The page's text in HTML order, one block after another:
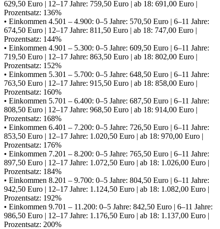
629,50 Euro | 12–17 Jahre: 759,50 Euro | ab 18: 691,00 Euro |
Prozentsatz: 136%
• Einkommen 4.501 – 4.900: 0–5 Jahre: 570,50 Euro | 6–11 Jahre:
674,50 Euro | 12–17 Jahre: 811,50 Euro | ab 18: 747,00 Euro |
Prozentsatz: 144%
• Einkommen 4.901 – 5.300: 0–5 Jahre: 609,50 Euro | 6–11 Jahre:
719,50 Euro | 12–17 Jahre: 863,50 Euro | ab 18: 802,00 Euro |
Prozentsatz: 152%
• Einkommen 5.301 – 5.700: 0–5 Jahre: 648,50 Euro | 6–11 Jahre:
763,50 Euro | 12–17 Jahre: 915,50 Euro | ab 18: 858,00 Euro |
Prozentsatz: 160%
• Einkommen 5.701 – 6.400: 0–5 Jahre: 687,50 Euro | 6–11 Jahre:
808,50 Euro | 12–17 Jahre: 968,50 Euro | ab 18: 914,00 Euro |
Prozentsatz: 168%
• Einkommen 6.401 – 7.200: 0–5 Jahre: 726,50 Euro | 6–11 Jahre:
853,50 Euro | 12–17 Jahre: 1.020,50 Euro | ab 18: 970,00 Euro |
Prozentsatz: 176%
• Einkommen 7.201 – 8.200: 0–5 Jahre: 765,50 Euro | 6–11 Jahre:
897,50 Euro | 12–17 Jahre: 1.072,50 Euro | ab 18: 1.026,00 Euro |
Prozentsatz: 184%
• Einkommen 8.201 – 9.700: 0–5 Jahre: 804,50 Euro | 6–11 Jahre:
942,50 Euro | 12–17 Jahre: 1.124,50 Euro | ab 18: 1.082,00 Euro |
Prozentsatz: 192%
• Einkommen 9.701 – 11.200: 0–5 Jahre: 842,50 Euro | 6–11 Jahre:
986,50 Euro | 12–17 Jahre: 1.176,50 Euro | ab 18: 1.137,00 Euro |
Prozentsatz: 200%